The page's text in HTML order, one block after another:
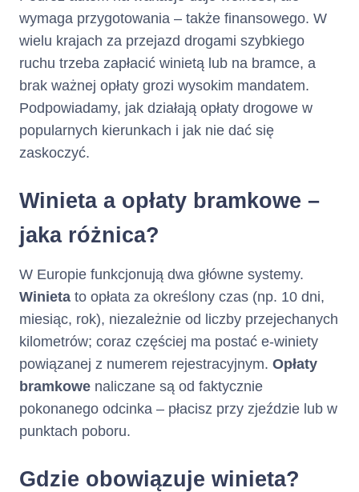
wymaga przygotowania – także finansowego. W
wielu krajach za przejazd drogami szybkiego
ruchu trzeba zapłacić winietą lub na bramce, a
brak ważnej opłaty grozi wysokim mandatem.
Podpowiadamy, jak działają opłaty drogowe w
popularnych kierunkach i jak nie dać się
zaskoczyć.
Winieta a opłaty bramkowe –
jaka różnica?
W Europie funkcjonują dwa główne systemy.
Winieta to opłata za określony czas (np. 10 dni,
miesiąc, rok), niezależnie od liczby przejechanych
kilometrów; coraz częściej ma postać e-winiety
powiązanej z numerem rejestracyjnym. Opłaty
bramkowe naliczane są od faktycznie
pokonanego odcinka – płacisz przy zjeździe lub w
punktach poboru.
Gdzie obowiązuje winieta?